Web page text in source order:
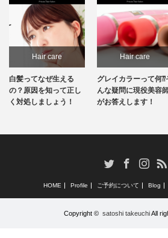
Hair care
白髪ってなぜ生える
の？原因を知って正し
く対処しましょう！
Hair care
グレイカラーって何⁇
んな疑問に現役美容
がお答えします！
Twitter
RSS
HOME Profile ご予約について Blog
Copyright © satoshi takeuchiAll